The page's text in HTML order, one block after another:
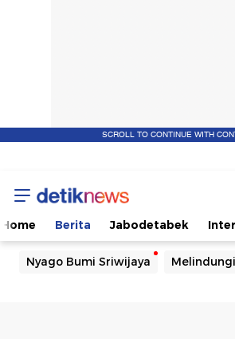
SCROLL TO CONTINUE WITH
Home Berita Jabodetabek
Nyago Bumi Sriwijaya